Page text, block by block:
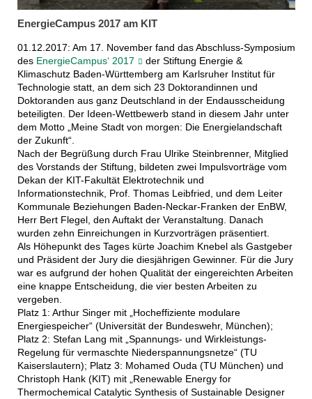
EnergieCampus 2017 am KIT
01.12.2017: Am 17. November fand das Abschluss-Symposium
des EnergieCampus‘ 2017
der Stiftung Energie &
Klimaschutz Baden-Württemberg am Karlsruher Institut für
Technologie statt, an dem sich 23 Doktorandinnen und
Doktoranden aus ganz Deutschland in der Endausscheidung
beteiligten. Der Ideen-Wettbewerb stand in diesem Jahr unter
dem Motto „Meine Stadt von morgen: Die Energielandschaft
der Zukunft“.
Nach der Begrüßung durch Frau Ulrike Steinbrenner, Mitglied
des Vorstands der Stiftung, bildeten zwei Impulsvorträge vom
Dekan der KIT-Fakultät Elektrotechnik und
Informationstechnik, Prof. Thomas Leibfried, und dem Leiter
Kommunale Beziehungen Baden-Neckar-Franken der EnBW,
Herr Bert Flegel, den Auftakt der Veranstaltung. Danach
wurden zehn Einreichungen in Kurzvorträgen präsentiert.
Als Höhepunkt des Tages kürte Joachim Knebel als Gastgeber
und Präsident der Jury die diesjährigen Gewinner. Für die Jury
war es aufgrund der hohen Qualität der eingereichten Arbeiten
eine knappe Entscheidung, die vier besten Arbeiten zu
vergeben.
Platz 1: Arthur Singer mit „Hocheffiziente modulare
Energiespeicher“ (Universität der Bundeswehr, München);
Platz 2: Stefan Lang mit „Spannungs- und Wirkleistungs-
Regelung für vermaschte Niederspannungsnetze“ (TU
Kaiserslautern); Platz 3: Mohamed Ouda (TU München) und
Christoph Hank (KIT) mit „Renewable Energy for
Thermochemical Catalytic Synthesis of Sustainable Designer